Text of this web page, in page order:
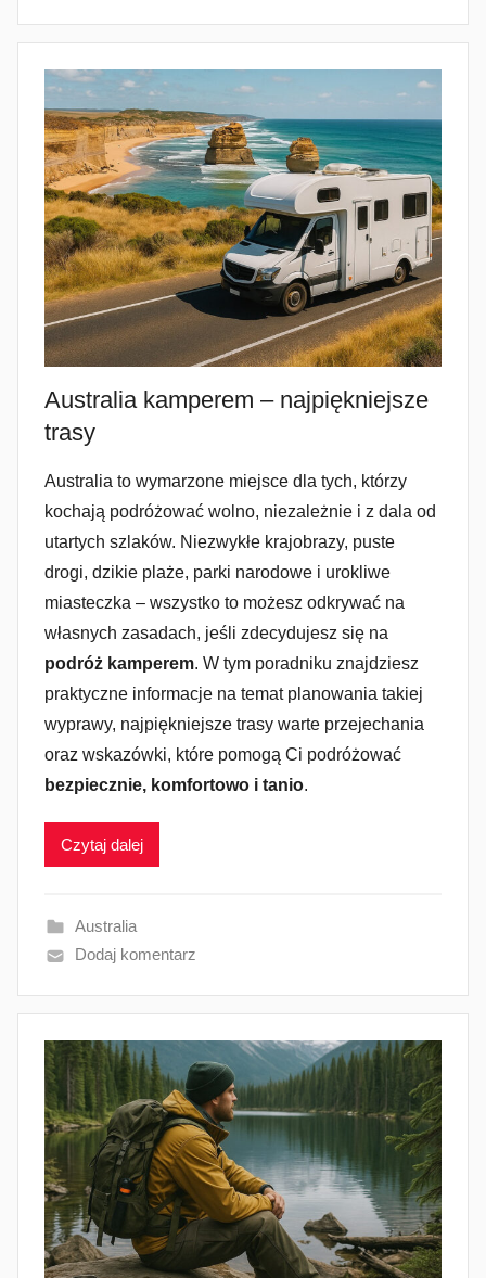
Australia kamperem – najpiękniejsze
trasy
Australia to wymarzone miejsce dla tych, którzy
kochają podróżować wolno, niezależnie i z dala od
utartych szlaków. Niezwykłe krajobrazy, puste
drogi, dzikie plaże, parki narodowe i urokliwe
miasteczka – wszystko to możesz odkrywać na
własnych zasadach, jeśli zdecydujesz się na
podróż kamperem. W tym poradniku znajdziesz
praktyczne informacje na temat planowania takiej
wyprawy, najpiękniejsze trasy warte przejechania
oraz wskazówki, które pomogą Ci podróżować
bezpiecznie, komfortowo i tanio.
Czytaj dalej
Australia
Dodaj komentarz